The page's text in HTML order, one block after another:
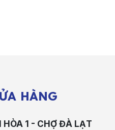
HÀNG
HÒA 1 - CHỢ ĐÀ LẠT